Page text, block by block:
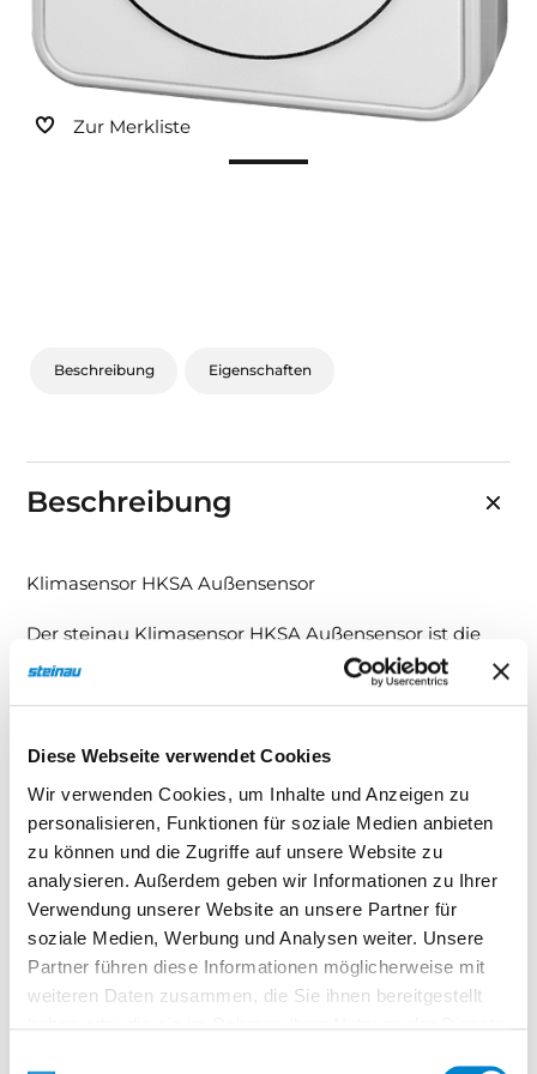
Diese Webseite verwendet Cookies
Wir verwenden Cookies, um Inhalte und Anzeigen zu
personalisieren, Funktionen für soziale Medien anbieten
zu können und die Zugriffe auf unsere Website zu
analysieren. Außerdem geben wir Informationen zu Ihrer
Verwendung unserer Website an unsere Partner für
soziale Medien, Werbung und Analysen weiter. Unsere
Partner führen diese Informationen möglicherweise mit
weiteren Daten zusammen, die Sie ihnen bereitgestellt
Sonnen- und Insektenschutz
Hochwasser­schutz
Zur Merkliste
Beschreibung Eigenschaften
Beschreibung
Klimasensor HKSA Außensensor
Der steinau Klimasensor HKSA Außensensor ist die
ideale Ergänzung zum Innensensor HKSI oder HKSI-1.
Er misst die Luftfeuchtigkeit im Außenbereich und
Außenfeuchtigkeit geöffnet wird. Zusätzlich kann er
mit einem bauseitigen Lüftungsgebläse kombiniert
werden, um eine schnelle und effektive Belüftung der
Garage zu ermöglichen.
Technische Details
Erweiterbarer Außensensor für den Klimasensor
HKSI / HKSI-1